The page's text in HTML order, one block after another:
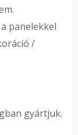
panelekkel
/
gyártjuk.